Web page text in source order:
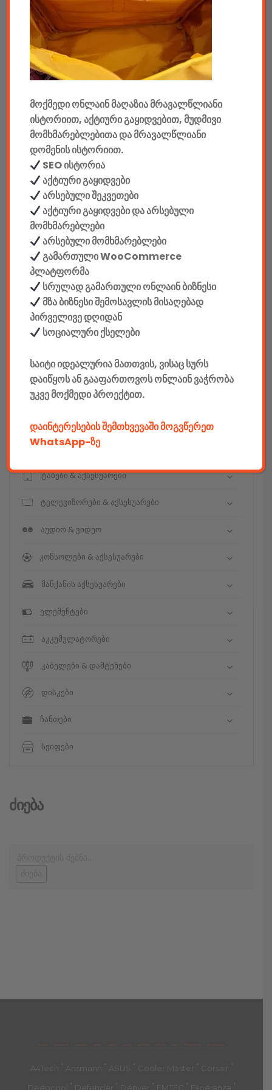
აუდიო & ვიდეო
კონსოლები & აქსესუარები
მანქანის აქსესუარები
ელემენტები
აკკუმულატორები
კაბელები & დამტენები
დისკები
ჩანთები
სეიფები
კონსტრუქტორები
E-mobility
კომპიუტერები & აქსესუარები
ტელეფონები & აქსესუარები
კამერები & აქსესუარები
ნოუთბუქები & აქსესუარები
ტაბები & აქსესუარები
ტელევიზორები & აქსესუარები
აუდიო & ვიდეო
კონსოლები & აქსესუარები
მანქანის აქსესუარები
ელემენტები
აკკუმულატორები
კაბელები & დამტენები
დისკები
ჩანთები
სეიფები
Ძიება
მთავარი კალათა
A4Tech ' Ansmann ' ASUS ' Cooler Master ' Corsair '
Deepcool Defender Denver EMTEC Esperanza
მოქმედი ონლაინ მაღაზია მრავალწლიანი
ისტორიით, აქტიური გაყიდვებით, მუდმივი
მომხმარებლებითა და მრავალწლიანი
დომენის ისტორიით.
SEO ისტორია
აქტიური გაყიდვები
არსებული შეკვეთები
აქტიური გაყიდვები და არსებული
მომხმარებლები
არსებული მომხმარებლები
გამართული WooCommerce
პლატფორმა
სრულად გამართული ონლაინ ბიზნესი
მზა ბიზნესი შემოსავლის მისაღებად
პირველივე დღიდან
სოციალური ქსელები
საიტი იდეალურია მათთვის, ვისაც სურს
დაიწყოს ან გააფართოვოს ონლაინ ვაჭრობა
უკვე მოქმედი პროექტით.
დაინტერესების შემთხვევაში მოგვწერეთ
WhatsApp-ზე